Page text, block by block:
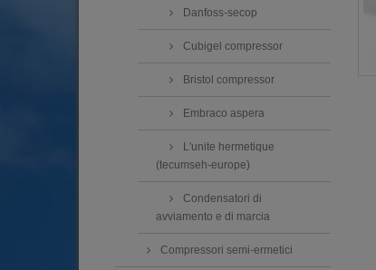
Danfoss-secop
Cubigel compressor
Bristol compressor
Embraco aspera
L'unite hermetique
(tecumseh-europe)
Condensatori di
avviamento e di marcia
Compressori semi-ermetici